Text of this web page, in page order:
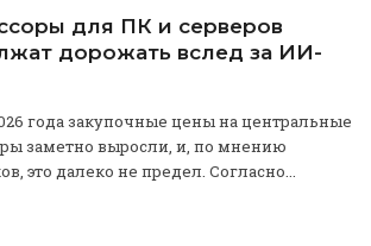
для ПК и серверов
дорожать вслед за ИИ-
года закупочные цены на центральные
заметно выросли, и, по мнению
это далеко не предел. Согласно...